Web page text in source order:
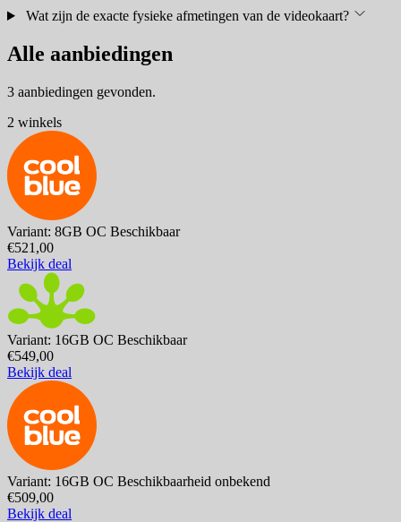
Wat zijn de exacte fysieke afmetingen van de videokaart?
Alle aanbiedingen
3 aanbiedingen gevonden.
2 winkels
Variant: 8GB OC Beschikbaar
€521,00
Bekijk deal
Variant: 16GB OC Beschikbaar
€549,00
Bekijk deal
Variant: 16GB OC Beschikbaarheid onbekend
€509,00
Bekijk deal